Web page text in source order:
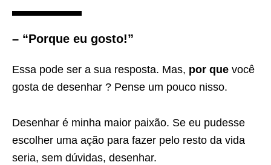
– “Porque eu gosto!”
Essa pode ser a sua resposta. Mas, por que você
gosta de desenhar ? Pense um pouco nisso.
Desenhar é minha maior paixão. Se eu pudesse
escolher uma ação para fazer pelo resto da vida
seria, sem dúvidas, desenhar.